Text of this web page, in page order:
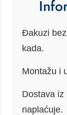
Đakuzi
kada.
Montažu i
Dostava iz
naplaćuje.